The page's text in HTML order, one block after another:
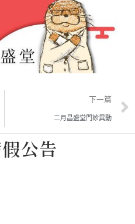
下一篇
二月昌盛堂門診異動
公告